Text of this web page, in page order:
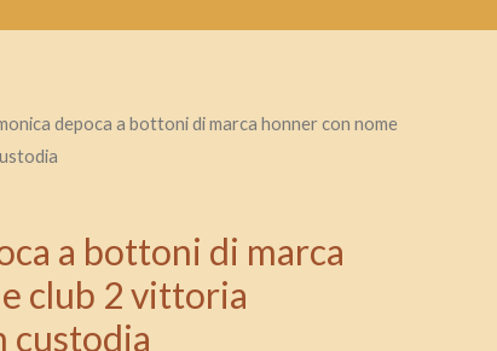
depoca a bottoni di marca honner con nome
a bottoni di marca
club 2 vittoria
custodia